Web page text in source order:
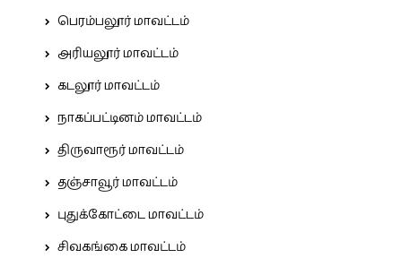
பெரம்பலூர் மாவட்டம்
அரியலூர் மாவட்டம்
கடலூர் மாவட்டம்
நாகப்பட்டினம் மாவட்டம்
திருவாரூர் மாவட்டம்
தஞ்சாவூர் மாவட்டம்
புதுக்கோட்டை மாவட்டம்
சிவகங்கை மாவட்டம்